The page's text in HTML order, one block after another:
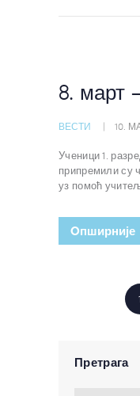
8. март
ВЕСТИ 10.
Ученици 1.
припремили су
уз помоћ
Oпширније
1
Претрага